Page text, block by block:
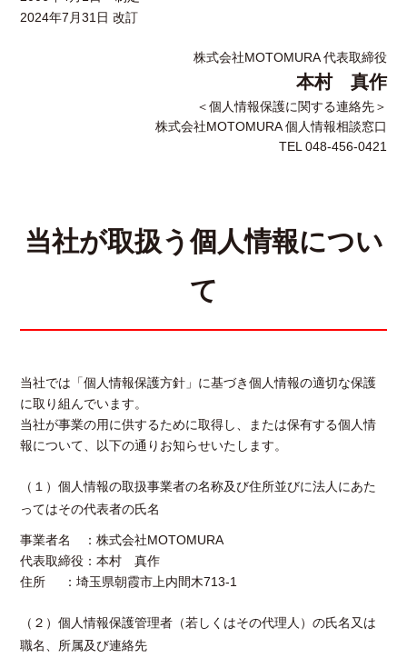
2024年7月31日 改訂
株式会社MOTOMURA 代表取締役
本村 真作
＜個人情報保護に関する連絡先＞
株式会社MOTOMURA 個人情報相談窓口
TEL 048-456-0421
当社が取扱う個人情報につい
て
当社では「個人情報保護方針」に基づき個人情報の適切な保護
に取り組んでいます。
当社が事業の用に供するために取得し、または保有する個人情
報について、以下の通りお知らせいたします。
（１）個人情報の取扱事業者の名称及び住所並びに法人にあた
ってはその代表者の氏名
事業者名 ：株式会社MOTOMURA
代表取締役：本村 真作
住所 ：埼玉県朝霞市上内間木713-1
（２）個人情報保護管理者（若しくはその代理人）の氏名又は
職名、所属及び連絡先